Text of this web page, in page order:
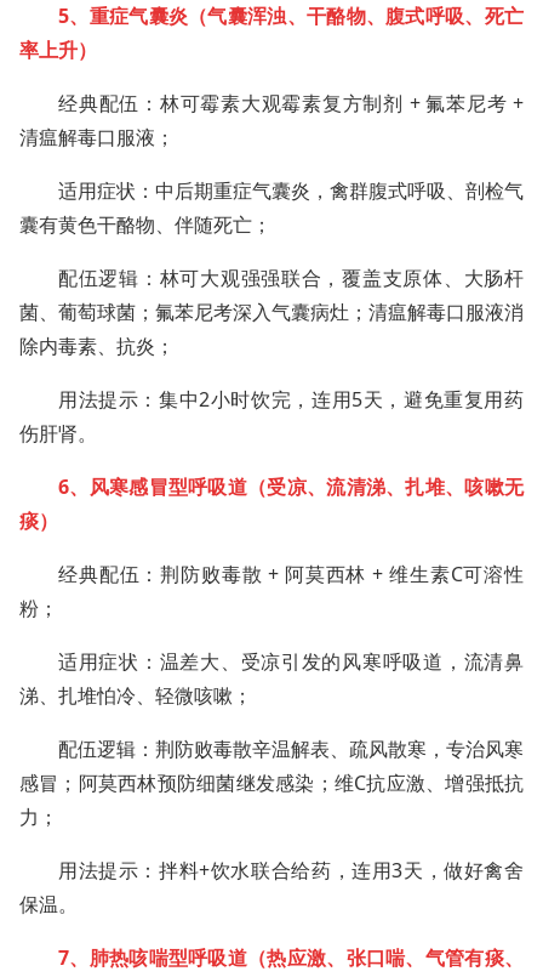
5、重症气囊炎（气囊浑浊、干酪物、腹式呼吸、死亡
率上升）
经典配伍：林可霉素大观霉素复方制剂 + 氟苯尼考 +
清瘟解毒口服液；
适用症状：中后期重症气囊炎，禽群腹式呼吸、剖检气
囊有黄色干酪物、伴随死亡；
配伍逻辑：林可大观强强联合，覆盖支原体、大肠杆
菌、葡萄球菌；氟苯尼考深入气囊病灶；清瘟解毒口服液消
除内毒素、抗炎；
用法提示：集中2小时饮完，连用5天，避免重复用药
伤肝肾。
6、风寒感冒型呼吸道（受凉、流清涕、扎堆、咳嗽无
痰）
经典配伍：荆防败毒散 + 阿莫西林 + 维生素C可溶性
粉；
适用症状：温差大、受凉引发的风寒呼吸道，流清鼻
涕、扎堆怕冷、轻微咳嗽；
配伍逻辑：荆防败毒散辛温解表、疏风散寒，专治风寒
感冒；阿莫西林预防细菌继发感染；维C抗应激、增强抵抗
力；
用法提示：拌料+饮水联合给药，连用3天，做好禽舍
保温。
7、肺热咳喘型呼吸道（热应激、张口喘、气管有痰、